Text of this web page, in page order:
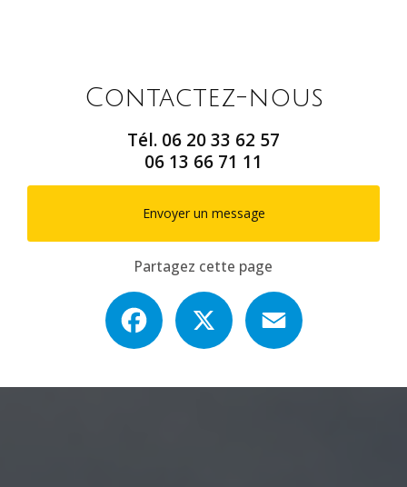
Contactez-nous
Tél. 06 20 33 62 57
06 13 66 71 11
Envoyer un message
Partagez cette page
Facebook